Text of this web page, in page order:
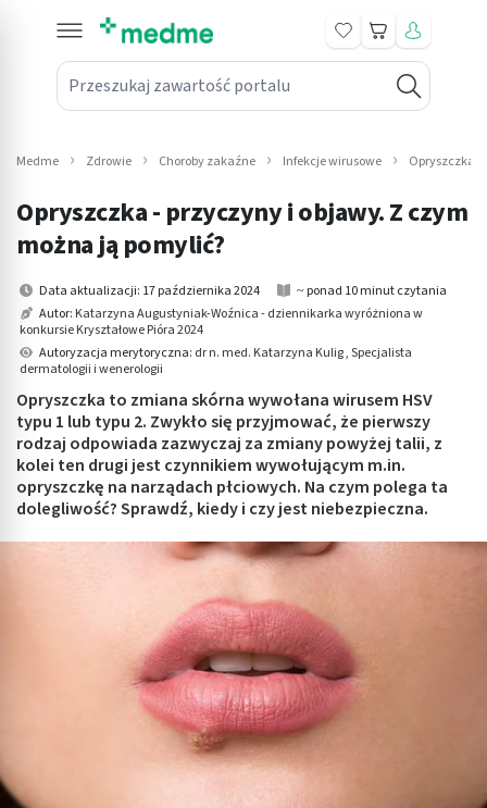
Przeszukaj zawartość portalu
Koszyk
submenu: Leki na receptę
submenu: Mama i dziecko
submenu: Kosmetyki
submenu: Higiena
submenu: Sprzęt medyczny
submenu: Intymne
submenu: Wellness
Medme Zdrowie Choroby zakaźne Infekcje wirusowe Opryszczka
Opryszczka - przyczyny i objawy. Z czym
można ją pomylić?
Data aktualizacji: 17 października 2024
~ ponad 10 minut czytania
Autor: Katarzyna Augustyniak-Woźnica - dziennikarka wyróżniona w
konkursie Kryształowe Pióra 2024
Autoryzacja merytoryczna: dr n. med. Katarzyna Kulig , Specjalista
dermatologii i wenerologii
Opryszczka to zmiana skórna wywołana wirusem HSV
typu 1 lub typu 2. Zwykło się przyjmować, że pierwszy
rodzaj odpowiada zazwyczaj za zmiany powyżej talii, z
kolei ten drugi jest czynnikiem wywołującym m.in.
opryszczkę na narządach płciowych. Na czym polega ta
dolegliwość? Sprawdź, kiedy i czy jest niebezpieczna.